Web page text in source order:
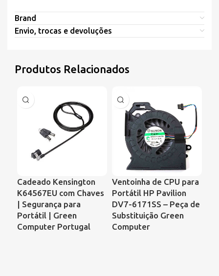
Brand
Envio, trocas e devoluções
Produtos Relacionados
Cadeado Kensington
K64567EU com Chaves
| Segurança para
Portátil | Green
Computer Portugal
Ventoinha de CPU para
Portátil HP Pavilion
DV7-6171SS – Peça de
Substituição Green
Computer